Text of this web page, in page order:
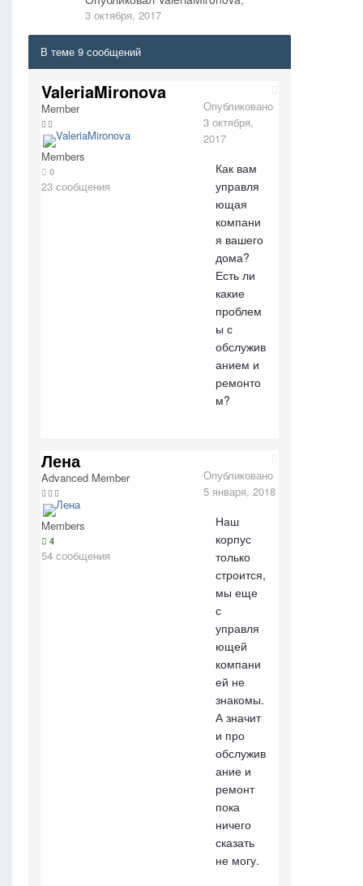
3 октября, 2017
В теме 9 сообщений
ValeriaMironova
Member
Members
0
23 сообщения
Опубликовано
3 октября,
2017
Как вам
управля
ющая
компани
я вашего
дома?
Есть ли
какие
проблем
ы с
обслужив
анием и
ремонто
м?
Лена
Advanced Member
Members
4
54 сообщения
Опубликовано
5 января, 2018
Наш
корпус
только
строится,
мы еще
с
управля
ющей
компани
ей не
знакомы.
А значит
и про
обслужив
ание и
ремонт
пока
ничего
сказать
не могу.